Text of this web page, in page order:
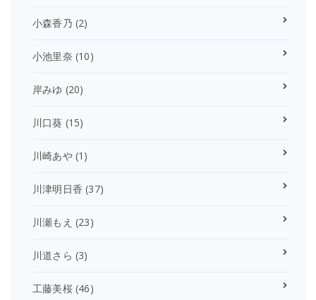
小森香乃 (2)
小池里奈 (10)
岸みゆ (20)
川口葵 (15)
川崎あや(1)
川津明日香 (37)
川瀬もえ (23)
川道さら (3)
工藤美桜(46)